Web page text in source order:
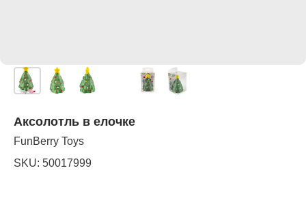
Аксолотль в елочке
FunBerry Toys
SKU: 50017999